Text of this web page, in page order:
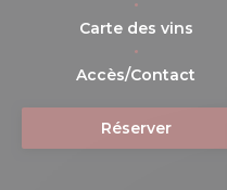
Carte des vins
Accès/Contact
Réserver